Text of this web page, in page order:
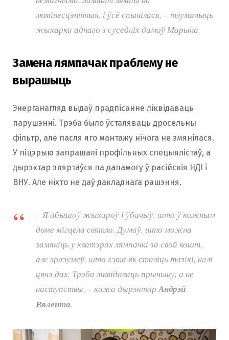
люмінесцэнтныя, і ўсё спынілася, – тлумачыць
жыхарка аднаго з суседніх дамоў Марына.
Замена лямпачак праблему не
вырашыць
Энерганагляд выдаў прадпісанне ліквідаваць
парушэнні. Трэба было ўсталяваць дросельны
фільтр, але пасля яго мантажу нічога не змянілася.
У піцэрыю запрашалі профільных спецыялістаў, а
дырэктар звяртаўся па дапамогу ў расійскія НДІ і
ВНУ. Але ніхто не даў дакладнага рашэння.
–Я абышоў жыхароў і ўбачыў, што ў кожным
доме мігцела святло. Думаў, што можна
замяніць у кватэрах лямпачкі за свой кошт,
але зразумеў, што гэта як ставіць тазікі, калі
цячэ дах. Трэба ліквідаваць прычыну, а не
наступствы, – кажа дырэктарАндрэй
Вялента.